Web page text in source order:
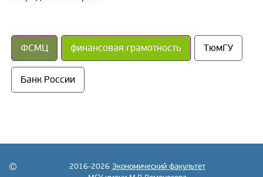
ФСМЦ финансовая грамотность ТюмГУ
Банк России
2016-2026 Экономический факультет